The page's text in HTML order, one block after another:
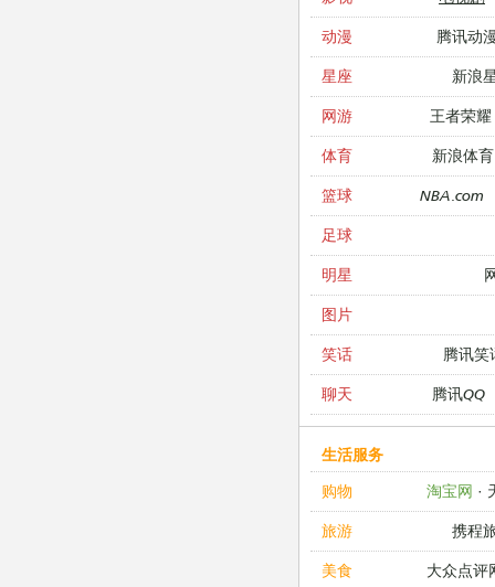
动漫 腾讯动
星座 新浪
网游 王者荣耀
体育 新浪体育
篮球 NBA.com
足球
明星
图片
笑话 腾讯笑
聊天 腾讯QQ
生活服务
购物
淘宝网 ·
旅游 携程
美食 大众点评